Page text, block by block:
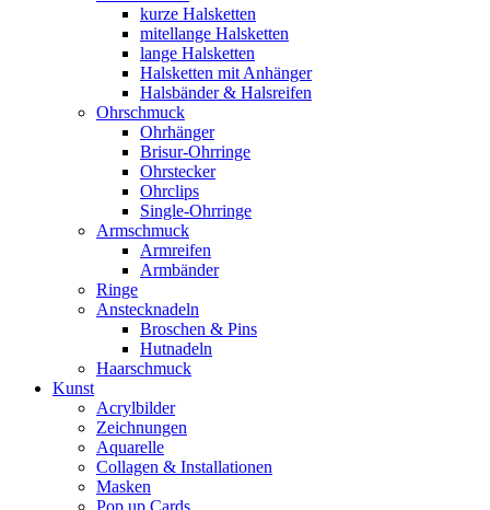
kurze Halsketten
mitellange Halsketten
lange Halsketten
Halsketten mit Anhänger
Halsbänder & Halsreifen
Ohrschmuck
Ohrhänger
Brisur-Ohrringe
Ohrstecker
Ohrclips
Single-Ohrringe
Armschmuck
Armreifen
Armbänder
Ringe
Anstecknadeln
Broschen & Pins
Hutnadeln
Haarschmuck
Kunst
Acrylbilder
Zeichnungen
Aquarelle
Collagen & Installationen
Masken
Pop up Cards